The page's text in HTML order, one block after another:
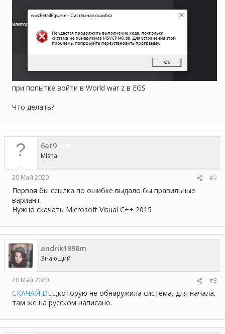
при попытке войти в World war z в EGS
Что делать?
6at9
Misha
20 Май 2020 #2
Первая бы ссылка по ошибке выдало бы правильные
вариант.
Нужно скачать Microsoft Visual C++ 2015
andrik1996m
Знающий
20 Май 2020 #3
СКАЧАЙ DLL,которую не обнаружила система, для начала.
там же на русском написано.